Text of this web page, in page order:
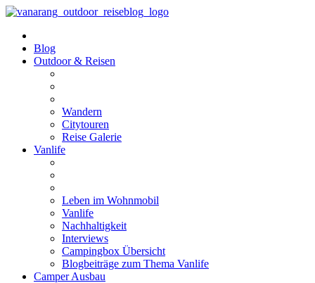
Blog
Outdoor & Reisen
Wandern
Citytouren
Reise Galerie
Vanlife
Leben im Wohnmobil
Vanlife
Nachhaltigkeit
Interviews
Campingbox Übersicht
Blogbeiträge zum Thema Vanlife
Camper Ausbau